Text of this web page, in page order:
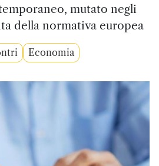
mutato negli
della normativa europea
Economia